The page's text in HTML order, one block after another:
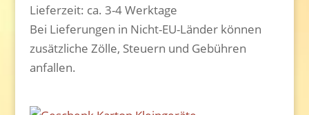
Lieferzeit: ca. 3-4 Werktage
Bei Lieferungen in Nicht-EU-Länder können
zusätzliche Zölle, Steuern und Gebühren
anfallen.